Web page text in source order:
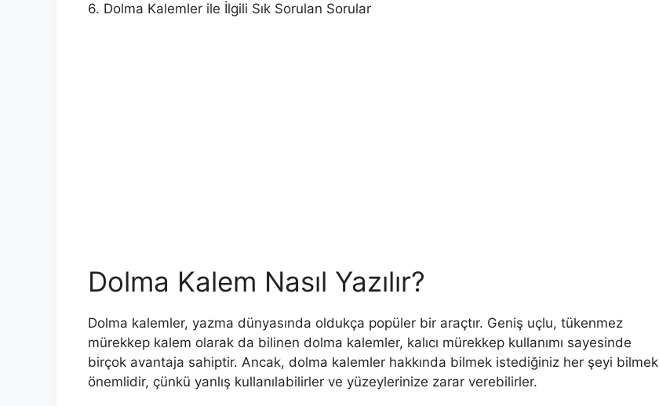
6. Dolma Kalemler ile İlgili Sık Sorulan Sorular
Dolma Kalem Nasıl Yazılır?
Dolma kalemler, yazma dünyasında oldukça popüler bir araçtır. Geniş uçlu, tükenmez
mürekkep kalem olarak da bilinen dolma kalemler, kalıcı mürekkep kullanımı sayesinde
birçok avantaja sahiptir. Ancak, dolma kalemler hakkında bilmek istediğiniz her şeyi bilmek
önemlidir, çünkü yanlış kullanılabilirler ve yüzeylerinize zarar verebilirler.